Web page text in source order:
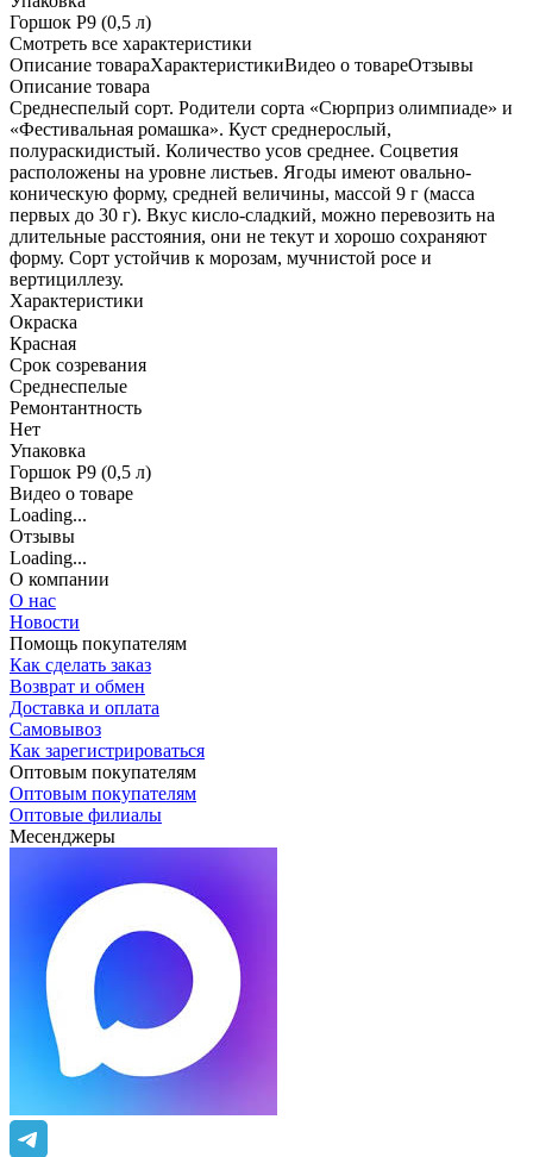
Горшок Р9 (0,5 л)
Cмотреть все характеристики
Описание товараХарактеристикиВидео о товареОтзывы
Описание товара
Среднеспелый сорт. Родители сорта «Сюрприз олимпиаде» и
«Фестивальная ромашка». Куст среднерослый,
полураскидистый. Количество усов среднее. Соцветия
расположены на уровне листьев. Ягоды имеют овально-
коническую форму, средней величины, массой 9 г (масса
первых до 30 г). Вкус кисло-сладкий, можно перевозить на
длительные расстояния, они не текут и хорошо сохраняют
форму. Сорт устойчив к морозам, мучнистой росе и
вертициллезу.
Характеристики
Окраска
Красная
Срок созревания
Среднеспелые
Ремонтантность
Нет
Упаковка
Горшок Р9 (0,5 л)
Видео о товаре
Loading...
Отзывы
Loading...
О компании
О нас
Новости
Помощь покупателям
Как сделать заказ
Возврат и обмен
Доставка и оплата
Самовывоз
Как зарегистрироваться
Оптовым покупателям
Оптовым покупателям
Оптовые филиалы
Месенджеры